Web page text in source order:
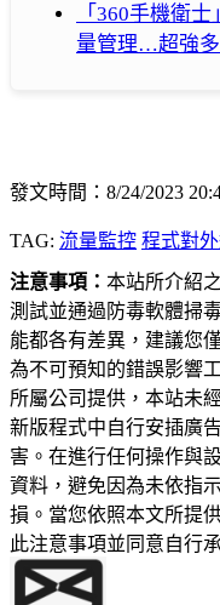
「360手機衛
量管理…超強
發文時間：8/24/2023
TAG: 流量監控 程式對
注意事項： 本站所介紹
測試並通過防毒軟體掃
能都各有差異，建議您
為不可預知的錯誤影響
所屬公司提供，本站未
新版程式中自行安插廣
害。在進行任何操作與
資料，避免因為未依指
損。當您依照本文所提
此注意事項並同意自行